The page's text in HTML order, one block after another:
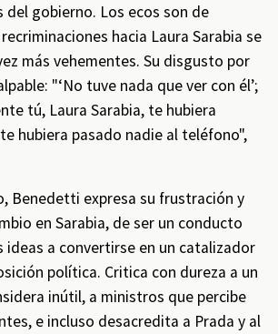
del gobierno. Los ecos son de
hacia Laura Sarabia se
más vehementes. Su disgusto por
"‘No tuve nada que ver con él’;
tú, Laura Sarabia, te hubiera
hubiera pasado nadie al teléfono",
Benedetti expresa su frustración y
en Sarabia, de ser un conducto
ideas a convertirse en un catalizador
política. Critica con dureza a un
inútil, a ministros que percibe
e incluso desacredita a Prada y al